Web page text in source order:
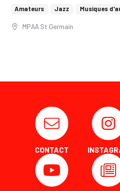
Amateurs Jazz Musiques
MPAA St Germain
CONTACT